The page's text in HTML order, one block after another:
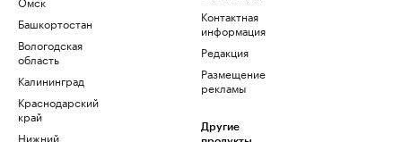
Башкортостан
Вологодская
область
Калининград
Краснодарский
край
Нижний
Контактная
информация
Редакция
Размещение
рекламы
Другие